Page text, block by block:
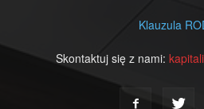
Klauzula
Skontaktuj się z nami: